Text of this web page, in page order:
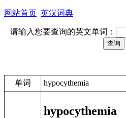
网站首页 英汉词典
请输入您要查询的英文单词：
单词 hypocythemia
hypocythemia